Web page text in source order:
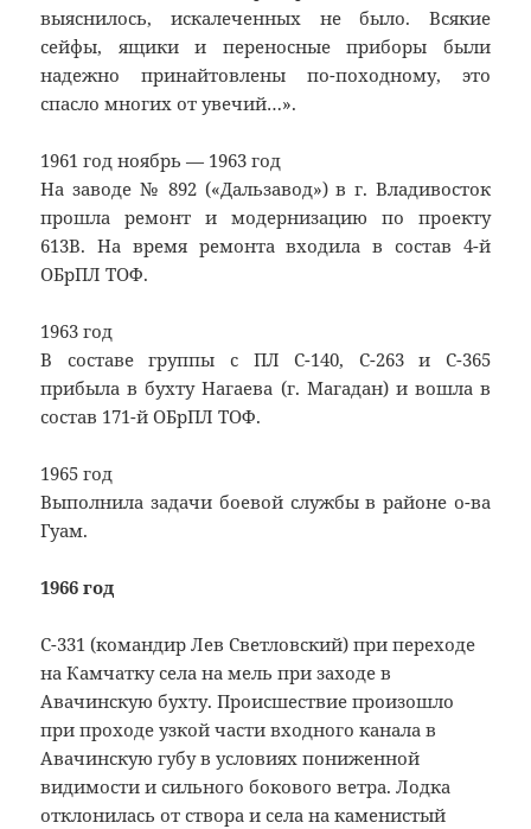
выяснилось, искалеченных не было. Всякие
сейфы, ящики и переносные приборы были
надежно принайтовлены по-походному, это
спасло многих от увечий…».
1961 год ноябрь — 1963 год
На заводе № 892 («Дальзавод») в г. Владивосток
прошла ремонт и модернизацию по проекту
613В. На время ремонта входила в состав 4-й
ОБрПЛ ТОФ.
1963 год
В составе группы с ПЛ С-140, С-263 и С-365
прибыла в бухту Нагаева (г. Магадан) и вошла в
состав 171-й ОБрПЛ ТОФ.
1965 год
Выполнила задачи боевой службы в районе о-ва
Гуам.
1966 год
С-331 (командир Лев Светловский) при переходе
на Камчатку села на мель при заходе в
Авачинскую бухту. Происшествие произошло
при проходе узкой части входного канала в
Авачинскую губу в условиях пониженной
видимости и сильного бокового ветра. Лодка
отклонилась от створа и села на каменистый